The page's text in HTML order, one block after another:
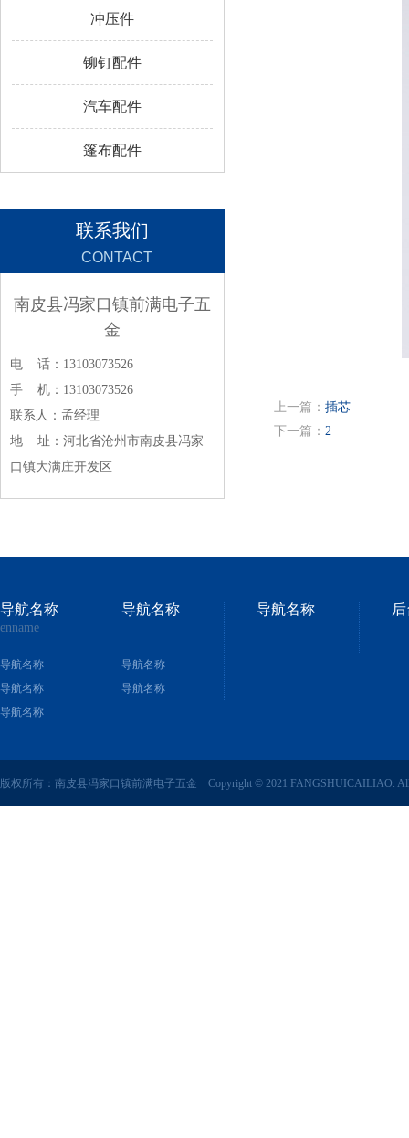
冲压件
铆钉配件
汽车配件
篷布配件
联系我们
CONTACT
南皮县冯家口镇前满电子五
金
电 话：13103073526
手 机：13103073526
联系人：孟经理
地 址：河北省沧州市南皮县冯家
口镇大满庄开发区
上一篇： 插芯
下一篇： 2
导航名称
enname
导航名称
导航名称
导航名称
导航名称
导航名称
导航名称
导航名称
版权所有：南皮县冯家口镇前满电子五金 Copyright © 2021 FANGSHUICAILIAO. All